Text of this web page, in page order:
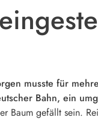
musste für
Bahn, ein
Baum gefällt sein.